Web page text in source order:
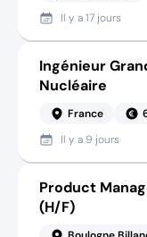
Il y a17 jours
Ingénieur
Nucléaire
France
Il y a 9 jours
Product
(H/F)